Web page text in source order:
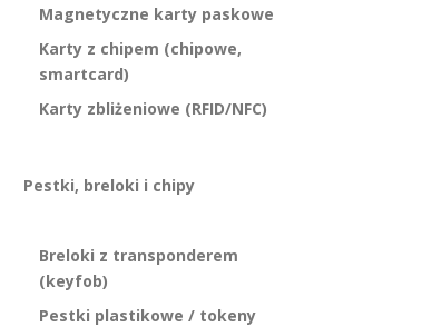
Magnetyczne karty paskowe
Karty z chipem (chipowe,
smartcard)
Karty zbliżeniowe (RFID/NFC)
Pestki, breloki i chipy
Breloki z transponderem
(keyfob)
Pestki plastikowe / tokeny